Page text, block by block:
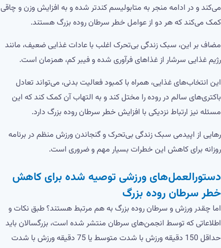
می‌کند و در ادامه منجر به متابولیسم کندتر شده و به افزایش وزن و چاقی
کمک می‌کند که هر دو از عوامل خطر سرطان روده بزرگ هستند.
مضاف بر این، سبک زندگی بی‌تحرک اغلب با عادات غذایی ضعیف، مانند
رژیم غذایی سرشار از غذاهای فرآوری شده و فیبر کم، همزمان است.
این انتخاب‌های غذایی، همراه با کمبود فعالیت بدنی، می‌تواند تعادل
باکتری‌های سالم در روده را مختل کند و به التهاب آن کمک کند که این
مسئله نیز ارتباط نزدیکی با افزایش خطر سرطان روده بزرگ دارد.
رهایی از اپیدمی سبک زندگی بی‌تحرک و گنجاندن ورزش منظم در برنامه
روزانه برای کاهش این خطرات بسیار مهم و ضروری است.
دستورالعمل‌های ورزشی توصیه شده برای کاهش
خطر سرطان روده بزرگ
اما چقدر ورزش و سرطان روده بزرگ به هم مرتبط هستند؟ طبق نکات و
اطلاعاتی که توسط انجمن‌های سرطان منتشر شده است، بزرگسالان باید
حداقل 150 دقیقه ورزش با شدت متوسط ​​یا 75 دقیقه ورزش با شدت